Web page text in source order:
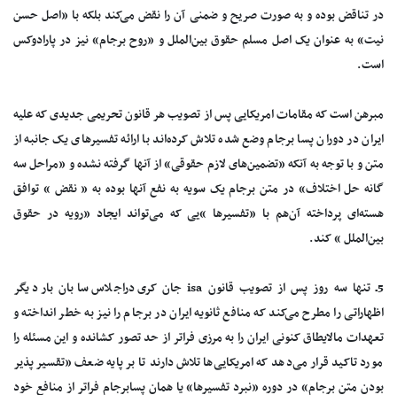
در تناقض بوده و به صورت صریح و ضمنی آن را نقض می‌کند بلکه با «اصل حسن
نیت» به عنوان یک اصل مسلم حقوق بین‌الملل و «روح برجام» نیز در پارادوکس
است.
مبرهن است که مقامات امریکایی پس از تصویب هر قانون تحریمی جدیدی که علیه
ایران در دوران پسا برجام وضع شده تلاش کرده‌اند با ارائه تفسیرهای یک جانبه از
متن و با توجه به آنکه «تضمین‌های لازم حقوقی» از آنها گرفته نشده و «مراحل سه
گانه حل اختلاف» در متن برجام یک سویه به نفع آنها بوده به « نقض ‌» توافق
هسته‌ای پرداخته آن‌هم با «تفسیرها »یی که می‌تواند ایجاد «رویه در حقوق
بین‌الملل » کند.
5ـ تنها سه‌ روز پس از تصویب قانون isa جان کری دراجلاس سابان بار دیگر
اظهاراتی را مطرح می‌کند که منافع ثانویه ایران در برجام را نیز به خطر انداخته و
تعهدات مالایطاق کنونی ایران را به مرزی فراتر از حد تصور کشانده و این مسئله را
مورد تاکید قرار می‌دهد که امریکایی‌ها تلاش دارند تا بر پایه ضعف «تقسیر پذیر
بودن متن برجام» در دوره «نبرد تفسیرها» یا همان پسابرجام فراتر از منافع خود